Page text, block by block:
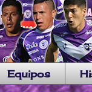
Equipos